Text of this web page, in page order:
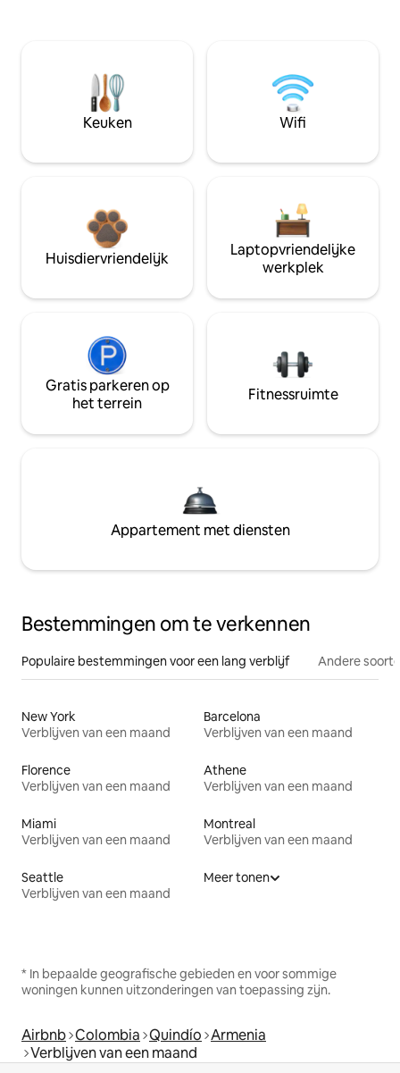
Keuken Wifi
Huisdiervriendelijk
Laptopvriendelijke
werkplek
Gratis parkeren op
het terrein
Fitnessruimte
Appartement met diensten
Bestemmingen om te verkennen
Populaire bestemmingen voor een lang verblijf Andere
New York
Verblijven van een maand
Barcelona
Verblijven van een maand
Florence
Verblijven van een maand
Athene
Verblijven van een maand
Miami
Verblijven van een maand
Montreal
Verblijven van een maand
Seattle
Verblijven van een maand
Meer tonen
* In bepaalde geografische gebieden en voor sommige
woningen kunnen uitzonderingen van toepassing zijn.
Airbnb Colombia Quindío Armenia
Verblijven van een maand